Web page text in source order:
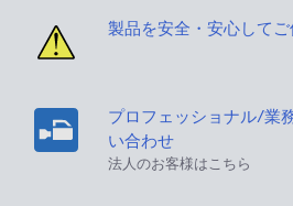
製品を安全・安心して
プロフェッショナル/業
い合わせ
法人のお客様はこちら